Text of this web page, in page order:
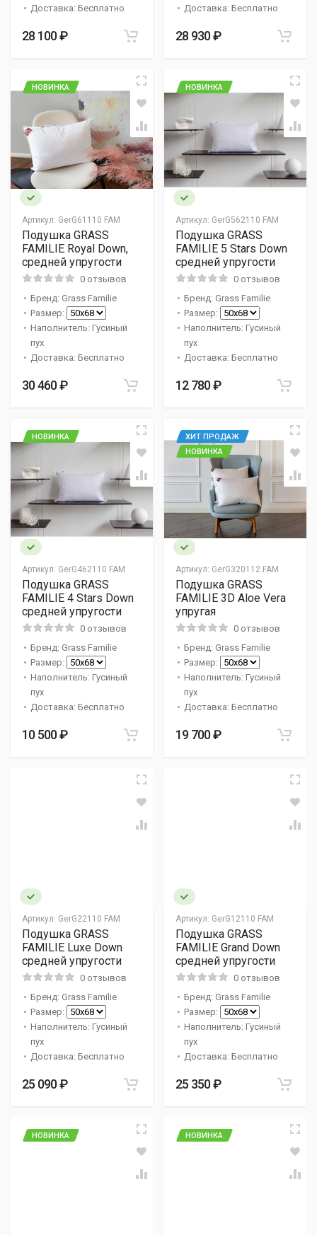
Доставка: Бесплатно
28 100 ₽
Доставка: Бесплатно
28 930 ₽
Артикул: GerG61110 FAM
НОВИНКА
Подушка GRASS
FAMILIE Royal Down,
средней упругости
0 отзывов
Бренд: Grass Familie
Размер:
Наполнитель: Гусиный
пух
Доставка: Бесплатно
30 460 ₽
Артикул: GerG562110 FAM
НОВИНКА
Подушка GRASS
FAMILIE 5 Stars Down
средней упругости
0 отзывов
Бренд: Grass Familie
Размер:
Наполнитель: Гусиный
пух
Доставка: Бесплатно
12 780 ₽
Артикул: GerG462110 FAM
НОВИНКА
Подушка GRASS
FAMILIE 4 Stars Down
средней упругости
0 отзывов
Бренд: Grass Familie
Размер:
Наполнитель: Гусиный
пух
Доставка: Бесплатно
10 500 ₽
Артикул: GerG320112 FAM
ХИТ ПРОДАЖ
НОВИНКА
Подушка GRASS
FAMILIE 3D Aloe Vera
упругая
0 отзывов
Бренд: Grass Familie
Размер:
Наполнитель: Гусиный
пух
Доставка: Бесплатно
19 700 ₽
Артикул: GerG22110 FAM
Подушка GRASS
FAMILIE Luxe Down
средней упругости
0 отзывов
Бренд: Grass Familie
Размер:
Наполнитель: Гусиный
пух
Доставка: Бесплатно
25 090 ₽
Артикул: GerG12110 FAM
Подушка GRASS
FAMILIE Grand Down
средней упругости
0 отзывов
Бренд: Grass Familie
Размер:
Наполнитель: Гусиный
пух
Доставка: Бесплатно
25 350 ₽
НОВИНКА НОВИНКА